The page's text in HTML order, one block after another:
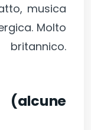
musica
Molto